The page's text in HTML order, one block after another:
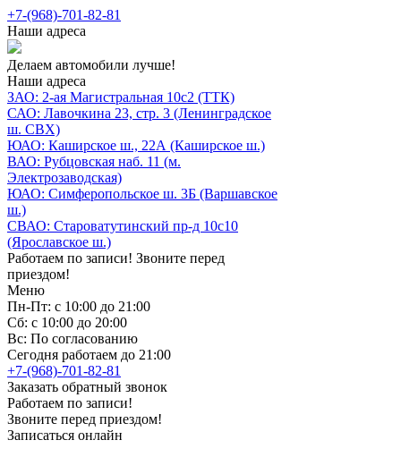
+7-(968)-701-82-81
Наши адреса
Делаем автомобили лучше!
Наши адреса
ЗАО: 2-ая Магистральная 10с2 (ТТК)
САО: Лавочкина 23, стр. 3 (Ленинградское
ш. СВХ)
ЮАО: Каширское ш., 22А (Каширское ш.)
ВАО: Рубцовская наб. 11 (м.
Электрозаводская)
ЮАО: Симферопольское ш. 3Б (Варшавское
ш.)
СВАО: Староватутинский пр-д 10с10
(Ярославское ш.)
Работаем по записи! Звоните перед
приездом!
Меню
Пн-Пт: с 10:00 до 21:00
Сб: с 10:00 до 20:00
Вс: По согласованию
Сегодня работаем до 21:00
+7-(968)-701-82-81
Заказать обратный звонок
Работаем по записи!
Звоните перед приездом!
Записаться онлайн